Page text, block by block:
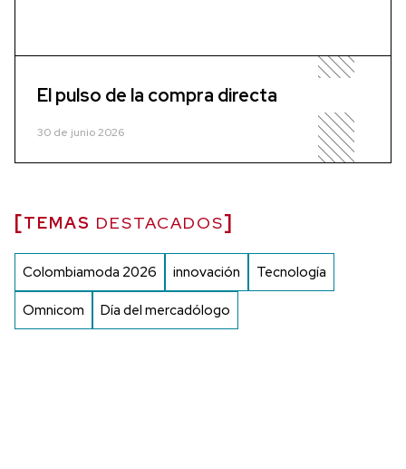
El pulso de la compra directa
30 de junio 2026
TEMAS DESTACADOS
Colombiamoda 2026 innovación Tecnología
Omnicom Día del mercadólogo